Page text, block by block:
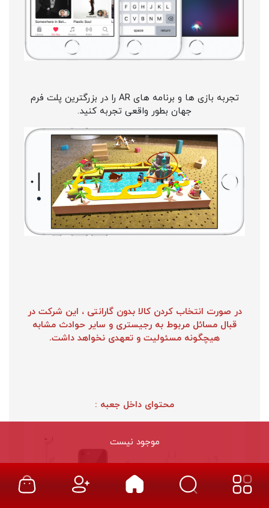
موجود نیست
تجربه بازی ها و برنامه های AR را در بزرگترین پلت فرم
جهان بطور واقعی تجربه کنید.
در صورت انتخاب کردن کالا بدون گارانتی ، این شرکت در
قبال مسائل مربوط به رجیستری و سایر حوادث مشابه
هیچگونه مسئولیت و تعهدی نخواهد داشت.
محتوای داخل جعبه :